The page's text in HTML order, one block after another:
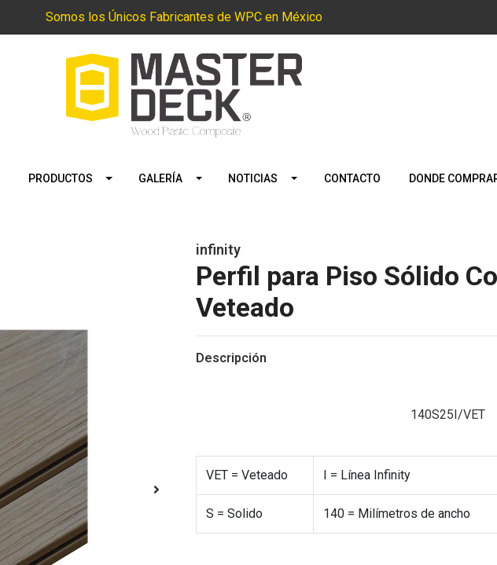
Somos los Únicos Fabricantes de WPC en México
PRODUCTOS GALERÍA NOTICIAS CONTACTO DONDE
infinity
Perfil para Piso Sólido
Veteado
Descripción
140S25I/VET
VET = Veteado I = Línea Infinity
S = Solido 140 = Milímetros de ancho